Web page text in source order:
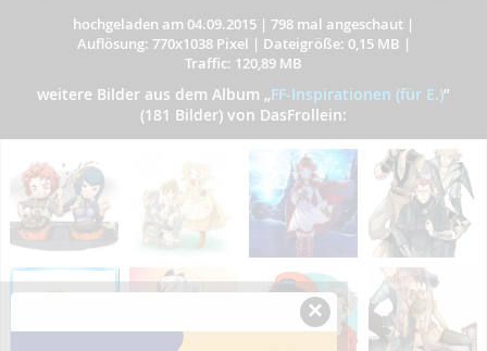
hochgeladen am 04.09.2015 | 798 mal angeschaut |
Auflösung: 770x1038 Pixel | Dateigröße: 0,15 MB |
Traffic: 120,89 MB
weitere Bilder aus dem Album „FF-Inspirationen (für E.)”
(181 Bilder) von DasFrollein:
×